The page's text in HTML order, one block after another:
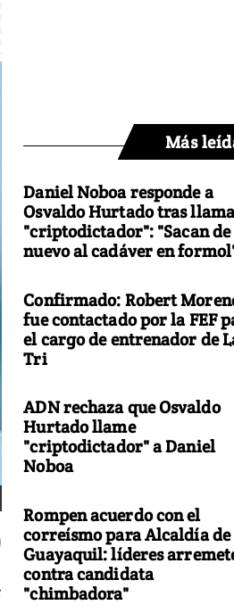
Más
Daniel Noboa responde a
Osvaldo Hurtado tras
"criptodictador": "Sacan de
nuevo al cadáver en
Confirmado: Robert
fue contactado por la FEF
el cargo de entrenador de
Tri
ADN rechaza que Osvaldo
Hurtado llame
"criptodictador" a Daniel
Noboa
Rompen acuerdo con el
correísmo para Alcaldía de
Guayaquil: líderes
contra candidata
"chimbadora"